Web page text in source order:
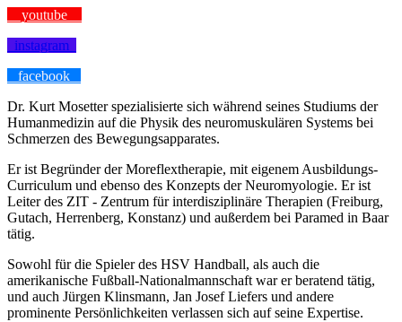
youtube
instagram
facebook
Dr. Kurt Mosetterspezialisierte sich während seines Studiums der
Humanmedizin auf die Physik des neuromuskulären Systems bei
Schmerzen des Bewegungsapparates.
Er ist Begründer der Moreflextherapie, mit eigenem Ausbildungs-
Curriculum und ebenso des Konzepts der Neuromyologie. Er ist
Leiter des ZIT - Zentrum für interdisziplinäre Therapien (Freiburg,
Gutach, Herrenberg, Konstanz) und außerdem bei Paramed in Baar
tätig.
Sowohl für die Spieler des HSV Handball, als auch die
amerikanische Fußball-Nationalmannschaft war er beratend tätig,
und auch Jürgen Klinsmann, Jan Josef Liefers und andere
prominente Persönlichkeiten verlassen sich auf seine Expertise.